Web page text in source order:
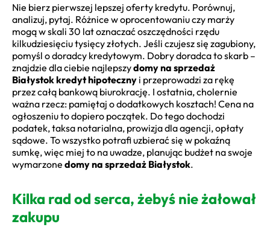
Nie bierz pierwszej lepszej oferty kredytu. Porównuj,
analizuj, pytaj. Różnice w oprocentowaniu czy marży
mogą w skali 30 lat oznaczać oszczędności rzędu
kilkudziesięciu tysięcy złotych. Jeśli czujesz się zagubiony,
pomyśl o doradcy kredytowym. Dobry doradca to skarb –
znajdzie dla ciebie najlepszydomy na sprzedaż
Białystok kredyt hipoteczny i przeprowadzi za rękę
przez całą bankową biurokrację. I ostatnia, cholernie
ważna rzecz: pamiętaj o dodatkowych kosztach! Cena na
ogłoszeniu to dopiero początek. Do tego dochodzi
podatek, taksa notarialna, prowizja dla agencji, opłaty
sądowe. To wszystko potrafi uzbierać się w pokaźną
sumkę, więc miej to na uwadze, planując budżet na swoje
wymarzone domy na sprzedaż Białystok.
Kilka rad od serca, żebyś nie żałował
zakupu